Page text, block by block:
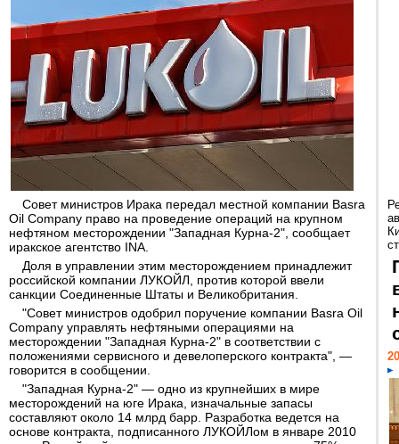
Совет министров Ирака передал местной компании Basra
Oil Company право на проведение операций на крупном
нефтяном месторождении "Западная Курна-2", сообщает
иракское агентство INA.
Доля в управлении этим месторождением принадлежит
российской компании ЛУКОЙЛ, против которой ввели
санкции Соединенные Штаты и Великобритания.
"Совет министров одобрил поручение компании Basra Oil
Company управлять нефтяными операциями на
месторождении "Западная Курна-2" в соответствии с
положениями сервисного и девелоперского контракта", —
говорится в сообщении.
"Западная Курна-2" — одно из крупнейших в мире
месторождений на юге Ирака, изначальные запасы
составляют около 14 млрд барр. Разработка ведется на
основе контракта, подписанного ЛУКОЙЛом в январе 2010